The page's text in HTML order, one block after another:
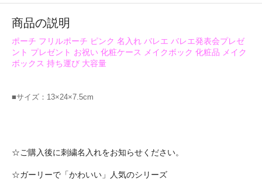
商品の説明
ポーチ フリルポーチ ピンク 名入れ バレエ バレエ発表会プレゼ
ント プレゼント お祝い 化粧ケース メイクボック 化粧品 メイク
ボックス 持ち運び 大容量
■サイズ：13×24×7.5cm
☆ご購入後に刺繍名入れをお知らせください。
☆ガーリーで「かわいい」人気のシリーズ